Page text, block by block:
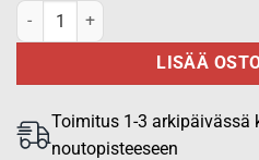
Virve puhelinkotelo Cassidian
LISÄÄ
Toimitus 1-3 arkipäivässä
noutopisteeseen